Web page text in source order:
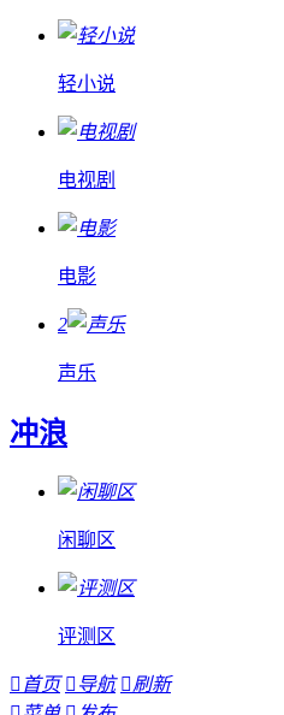
轻小说
电视剧
电影
2
声乐
冲浪
闲聊区
评测区
 首页  导航 刷新